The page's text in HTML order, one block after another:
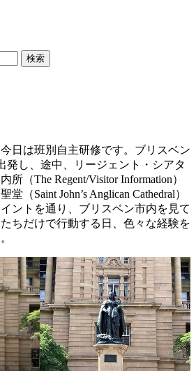
日は班別自主研修です。ブリスベン
発し、途中、リージェント・シアタ
所（The Regent/Visitor Information）
（Saint John’s Anglican Cathedral）
ントを通り、ブリスベン市内を見て
ちだけで行動する日、色々な経験を